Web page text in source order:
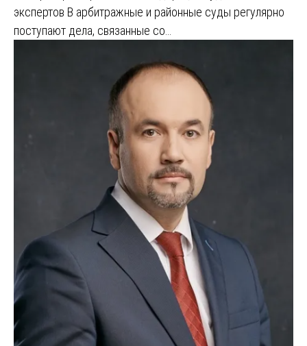
экспертов В арбитражные и районные суды регулярно
поступают дела, связанные со…